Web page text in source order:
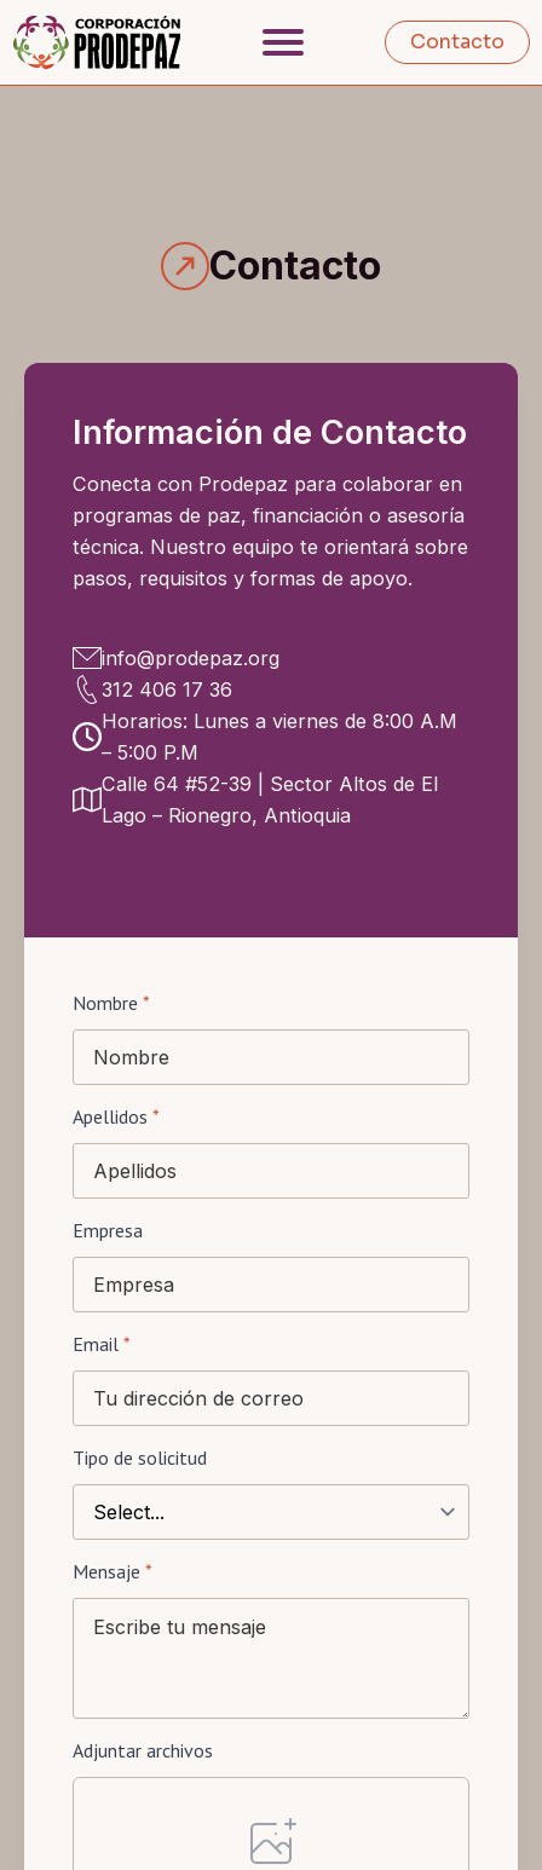
Contacto
Contacto
Información de Contacto
Conecta con Prodepaz para colaborar en
programas de paz, financiación o asesoría
técnica. Nuestro equipo te orientará sobre
pasos, requisitos y formas de apoyo.
info@prodepaz.org
312 406 17 36
Horarios: Lunes a viernes de 8:00 A.M
– 5:00 P.M
Calle 64 #52-39 | Sector Altos de El
Lago – Rionegro, Antioquia
Nombre *
Apellidos *
Empresa
Email *
Tipo de solicitud
Mensaje *
Adjuntar archivos